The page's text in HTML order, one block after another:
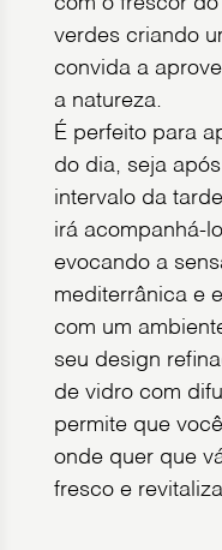
verdes criando
convida a
a natureza.
É perfeito para
do dia, seja
intervalo da
irá acompanhá-
evocando a
mediterrânica e
com um
seu design
de vidro com
permite que
onde quer que
fresco e